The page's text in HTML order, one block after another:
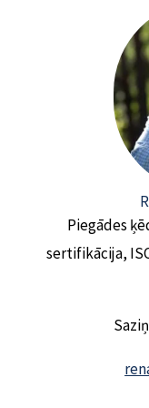
Piegādes
sertifikācija,